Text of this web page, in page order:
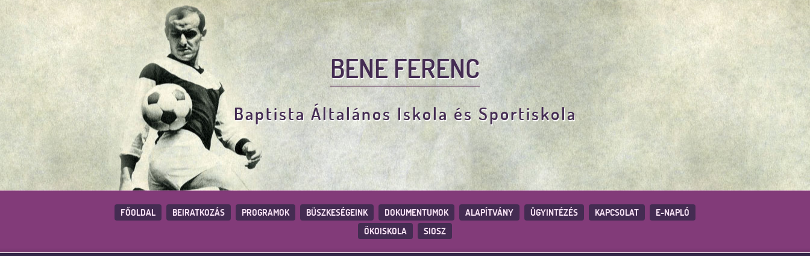
BENE FERENC
Baptista Általános Iskola és Sportiskola
FŐOLDAL BEIRATKOZÁS PROGRAMOK BÜSZKESÉGEINK DOKUMENTUMOK ALAPÍTVÁNY ÜGYINTÉZÉS KAPCSOLAT
E-NAPLÓ
ÖKOISKOLA
SIOSZ